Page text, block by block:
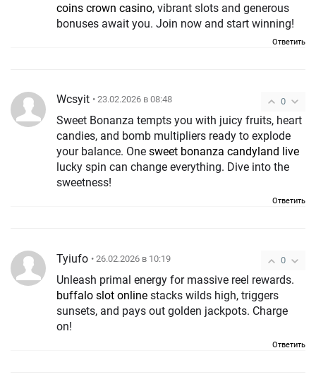
coins crown casino, vibrant slots and generous
bonuses await you. Join now and start winning!
Ответить
0
Wcsyit • 23.02.2026 в 08:48
Sweet Bonanza tempts you with juicy fruits, heart
candies, and bomb multipliers ready to explode
your balance. One sweet bonanza candyland live
lucky spin can change everything. Dive into the
sweetness!
Ответить
0
Tyiufo • 26.02.2026 в 10:19
Unleash primal energy for massive reel rewards.
buffalo slot online stacks wilds high, triggers
sunsets, and pays out golden jackpots. Charge
on!
Ответить